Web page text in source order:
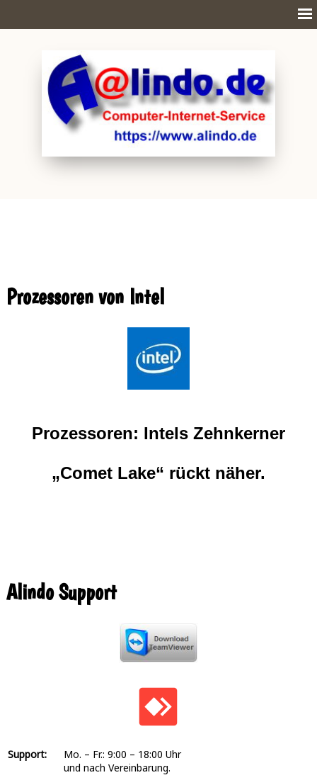
Prozessoren von Intel
Prozessoren: Intels Zehnkerner
„Comet Lake“ rückt näher.
Alindo Support
Support:
Mo. – Fr.: 9:00 – 18:00 Uhr
und nach Vereinbarung.